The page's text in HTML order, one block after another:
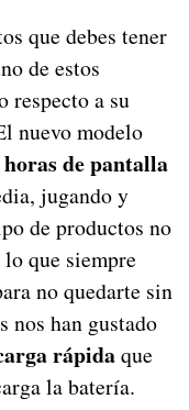
que debes tener
de estos
respecto a su
nuevo modelo
de pantalla
jugando y
de productos no
que siempre
no quedarte sin
nos han gustado
rápidaque
la batería.